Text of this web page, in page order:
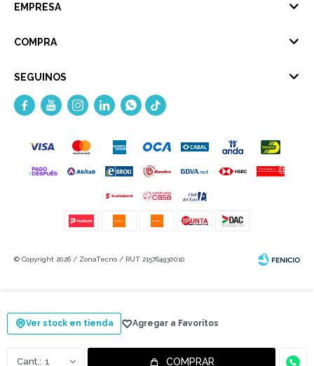
Ver stock en tienda
1 COMPRAR
EMPRESA
COMPRA
SEGUINOS
    
© Copyright 2026 / ZonaTecno / RUT 215764930010